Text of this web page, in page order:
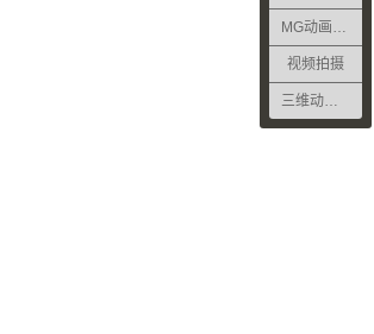
视频拍摄